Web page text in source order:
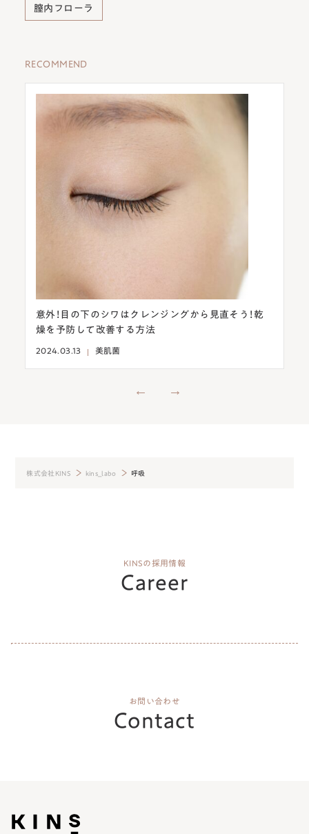
膣内フローラ
RECOMMEND
意外！目の下のシワはクレンジングから見直そう！乾
燥を予防して改善する方法
2024.03.13 美肌菌
株式会社KINS kins_labo 呼吸
KINSの採用情報
Career
お問い合わせ
Contact